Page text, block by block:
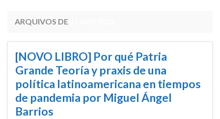
ARQUIVOS DE
[NOVO LIBRO] Por qué Patria
Grande Teoría y praxis de una
política latinoamericana en tiempos
de pandemia por Miguel Ángel
Barrios